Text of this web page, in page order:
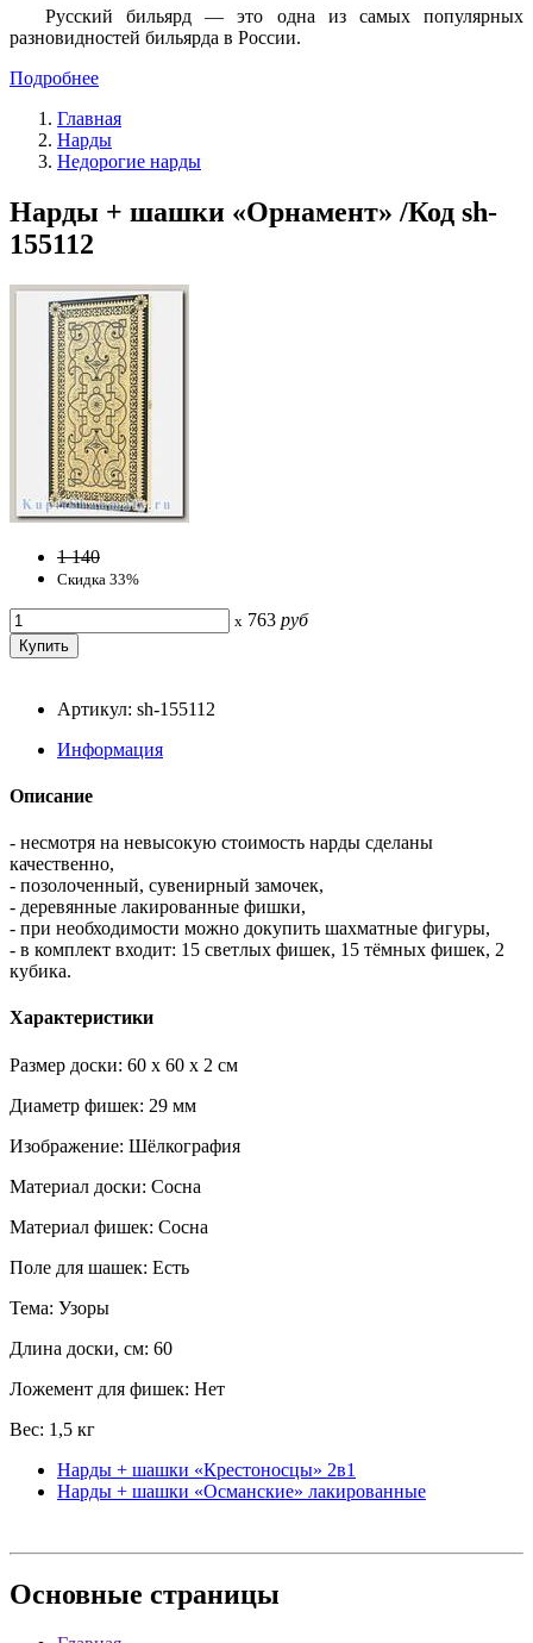
Русский бильярд — это одна из самых популярных
разновидностей бильярда в России.
Подробнее
Главная
Нарды
Недорогие нарды
Нарды + шашки «Орнамент» /Код sh-
155112
1 140
Скидка 33%
x 763 руб
Артикул: sh-155112
Информация
Описание
- несмотря на невысокую стоимость нарды сделаны
качественно,
- позолоченный, сувенирный замочек,
- деревянные лакированные фишки,
- при необходимости можно докупить шахматные фигуры,
- в комплект входит: 15 светлых фишек, 15 тёмных фишек, 2
кубика.
Характеристики
Размер доски: 60 x 60 x 2 см
Диаметр фишек: 29 мм
Изображение: Шёлкография
Материал доски: Сосна
Материал фишек: Сосна
Поле для шашек: Есть
Тема: Узоры
Длина доски, см: 60
Ложемент для фишек: Нет
Вес: 1,5 кг
Нарды + шашки «Крестоносцы» 2в1
Нарды + шашки «Османские» лакированные
Основные страницы